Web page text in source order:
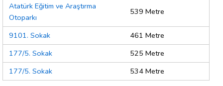
Atatürk Eğitim ve Araştırma
Otoparkı
539 Metre
9101. Sokak
461 Metre
177/5. Sokak
525 Metre
177/5. Sokak
534 Metre